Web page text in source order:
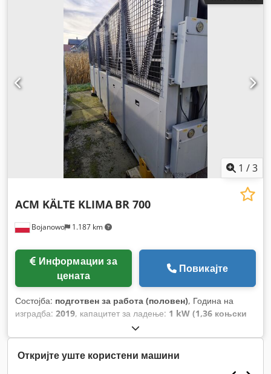
1 /3
Bojanowo 1.187 km
ACM KÄLTE KLIMA BR 700
цената
Повикајте
Состојба: подготвен за работа (половен), Година на
изградба: 2019, капацитет за ладење: 1 kW (1,36 коњски
Откријте уште користени машини